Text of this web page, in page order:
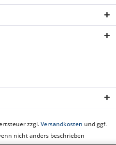
zzgl.Versandkosten und ggf.
nicht anders beschrieben